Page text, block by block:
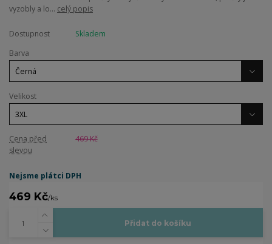
vyzobly a lo... celý popis
Dostupnost
Skladem
Barva
Velikost
Cena před
slevou
469 Kč
Nejsme plátci DPH
469 Kč/ks
Přidat do košíku